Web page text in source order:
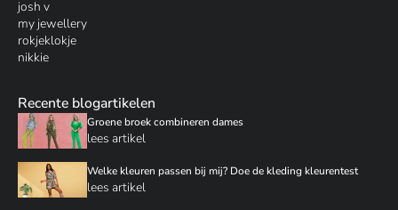
josh v
my jewellery
rokjeklokje
nikkie
Recente blogartikelen
Groene broek combineren dames
lees artikel
Welke kleuren passen bij mij? Doe de kleding kleurentest
lees artikel